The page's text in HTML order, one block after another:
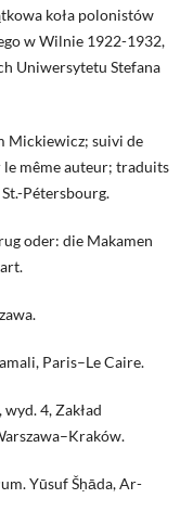
koła polonistów
w Wilnie 1922-1932,
Uniwersytetu Stefana
Mickiewicz; suivi de
même auteur; traduits
Pétersbourg.
oder: die Makamen
Paris–Le Caire.
4, Zakład
Yūsuf Šḥāda, Ar-